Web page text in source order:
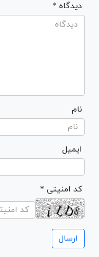
* دیدگاه
نام
ایمیل
* کد امنیتی